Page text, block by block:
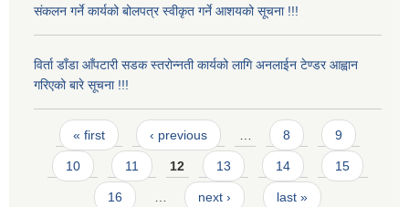
संकलन गर्ने कार्यको बोलपत्र स्वीकृत गर्ने आशयको सूचना !!!
विर्ता डाँडा आँपटारी सडक स्तरोन्नती कार्यको लागि अनलाईन टेण्डर आह्वान
गरिएको बारे सूचना !!!
Pages
« first ‹ previous 8 9
10 11 12 13 14 15
16 next › last »